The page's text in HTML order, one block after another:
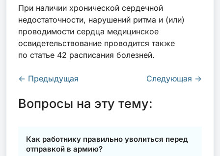
При наличии хронической сердечной
недостаточности, нарушений ритма и (или)
проводимости сердца медицинское
освидетельствование проводится также
по статье 42 расписания болезней.
← Предыдущая Следующая →
Вопросы на эту тему:
Как работнику правильно уволиться перед
отправкой в армию?